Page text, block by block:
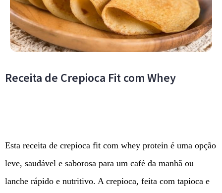
Receita de Crepioca Fit com Whey
Esta receita de crepioca fit com whey protein é uma opção
leve, saudável e saborosa para um café da manhã ou
lanche rápido e nutritivo. A crepioca, feita com tapioca e